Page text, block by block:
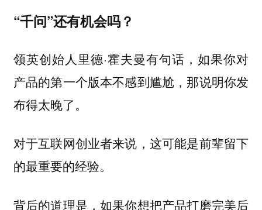
“千问”还有机会吗？
领英创始人里德·霍夫曼有句话，如果你对
产品的第一个版本不感到尴尬，那说明你发
布得太晚了。
对于互联网创业者来说，这可能是前辈留下
的最重要的经验。
背后的道理是，如果你想把产品打磨完美后